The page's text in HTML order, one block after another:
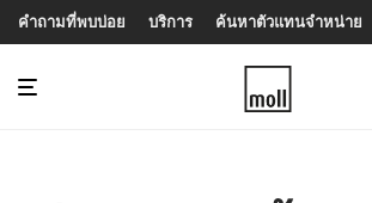
คำถามที่พบบ่อย บริการ ค้นหาตัวแทนจำหน่าย